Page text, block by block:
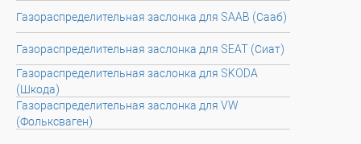
Газораспределительная заслонка для SAAB (Сааб)
Газораспределительная заслонка для SEAT (Сиат)
Газораспределительная заслонка для SKODA
(Шкода)
Газораспределительная заслонка для VW
(Фольксваген)